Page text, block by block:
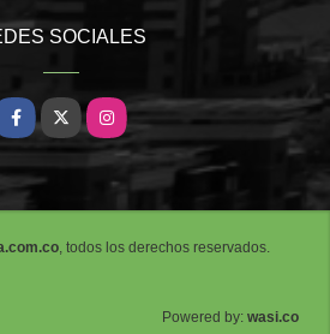
SOCIALES
X Instagram
, todos los derechos reservados.
Powered by: wasi.co